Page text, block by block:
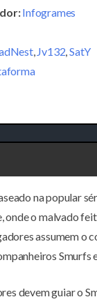
Infogrames
, Jv132 ,SatY
na popular
onde o malvado
assumem o
Smurfs
devem guiar o